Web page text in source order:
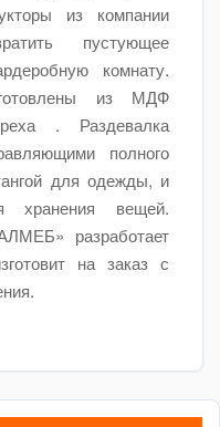
из компании
пустующее
комнату.
из МДФ
. Раздевалка
полного
для одежды, и
хранения вещей.
разработает
на заказ с